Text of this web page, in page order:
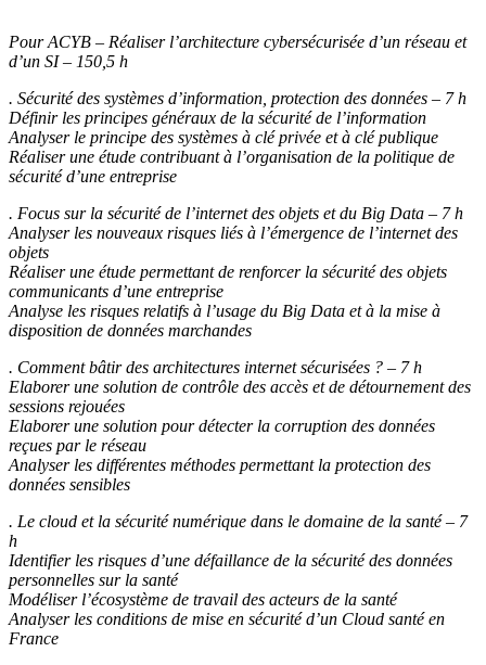
Pour ACYB – Réaliser l’architecture cybersécurisée d’un réseau et
d’un SI – 150,5 h
. Sécurité des systèmes d’information, protection des données – 7 h
Définir les principes généraux de la sécurité de l’information
Analyser le principe des systèmes à clé privée et à clé publique
Réaliser une étude contribuant à l’organisation de la politique de
sécurité d’une entreprise
. Focus sur la sécurité de l’internet des objets et du Big Data – 7 h
Analyser les nouveaux risques liés à l’émergence de l’internet des
objets
Réaliser une étude permettant de renforcer la sécurité des objets
communicants d’une entreprise
Analyse les risques relatifs à l’usage du Big Data et à la mise à
disposition de données marchandes
. Comment bâtir des architectures internet sécurisées ? – 7 h
Elaborer une solution de contrôle des accès et de détournement des
sessions rejouées
Elaborer une solution pour détecter la corruption des données
reçues par le réseau
Analyser les différentes méthodes permettant la protection des
données sensibles
. Le cloud et la sécurité numérique dans le domaine de la santé – 7
h
Identifier les risques d’une défaillance de la sécurité des données
personnelles sur la santé
Modéliser l’écosystème de travail des acteurs de la santé
Analyser les conditions de mise en sécurité d’un Cloud santé en
France